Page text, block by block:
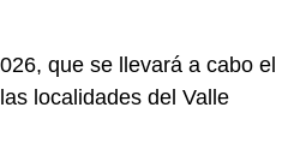
que se llevará a cabo el
localidades del Valle